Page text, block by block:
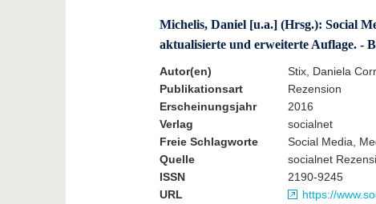
Michelis, Daniel [u.a.] (Hrsg.): Social
aktualisierte und erweiterte Auflage. -
Autor(en)
Stix, Daniela
Publikationsart
Rezension
Erscheinungsjahr
2016
Verlag
socialnet
Freie Schlagworte
Social Media,
Quelle
socialnet
ISSN
2190-9245
URL
https://